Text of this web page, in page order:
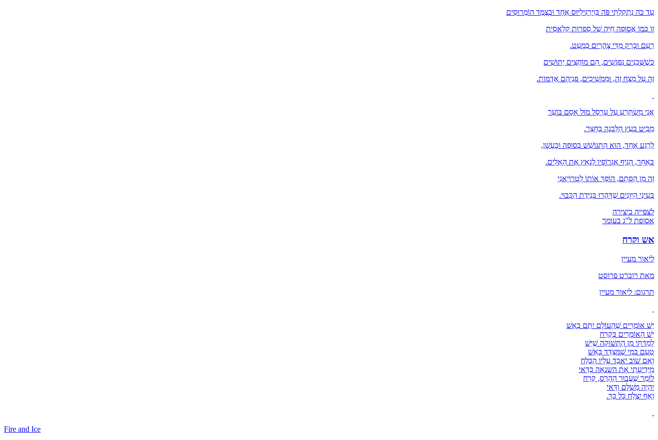
עַד כֹּה נִתְקַלְתִּי פֹּה בְּוִירְגִּילִיּוּס אֶחָד וּבְצֶמֶד הוֹמֶרוּסִים
זוֹ כְּמוֹ אֲסוּפָה חַיָּה שֶׁל סִפְרוּת קְלָאסִית
רַעַם וּבָרָק מִדֵּי צָהֳרַיִם כִּמְעַט.
כְּשֶׁשְּׁכֵנִים נִפְגָּשִׁים, הֵם מוֹחֲצִים יַתּוּשִׁים
זֶה עַל מֵצַח זֶה, וּמַמְשִׁיכִים, פְּנֵיהֶם אֲדֻמּוֹת.
אֲנִי מִשְׂתָּרֵעַ עַל עַרְסָל מוּל אָסָם בּוֹעֵר
מַבִּיט בְּעֵץ הַלִּבְנֶה בֶּחָצֵר.
לְרֶגַע אֶחָד, הוּא הִתְגּוֹשֵׁשׁ בְּסוּפָה וּבֶעָשָׁן,
בְּאַחֵר, הֵנִיף אֶגְרוֹפָיו לְנָאֵץ אֶת הָאֵלִים.
זֶה מִן הַסְּתָם, הוֹפֵךְ אוֹתוֹ לִטְרוֹיָאנִי
בְּעֵינֵי הַיְּוָנִים שֶׁדָּהֲרוּ בְּנַיֶּדֶת הַכִּבּוּי.
לצפייה ביצירה
אסופת ל"ג בעומר
אש וקרח
ליאור מעיין
מאת רוברט פרוסט
תרגום: ליאור מעיין
יֵשׁ אוֹמְרִים שֶׁהָעוֹלָם יִתַּם בְּאֵשׁ
יֵשׁ הָאוֹמְרִים בְּקֶרַח
לָמַדְתִּי מִן הַתְּשׁוּקָה שֶׁיֵּשׁ
טַעַם בְּמִי שֶׁמְּצַדֵּד בָּאֵשׁ
וְאִם שׁוֹב יֹאבַד עָלָיו הַכֶּלַח
מִיְּדִיעָתִי אֶת השנאָה כְּדַאי
לוֹמַר שֶׁעֲבוּר הַהֶרֶס, קֶרַח
יִהְיֶה מֻשְׁלָם וַדַּאי
וְאַף יִצְלַח כָּל כָּךְ.
Fire and Ice